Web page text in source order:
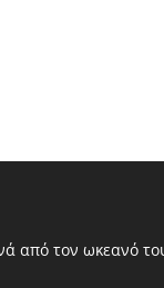
από τον ωκεανό